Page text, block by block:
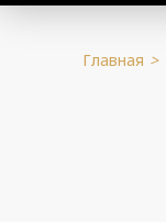
Главная >